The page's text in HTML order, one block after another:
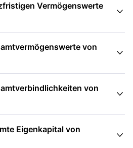
Vermögenswerte

von

von

Eigenkapital von
